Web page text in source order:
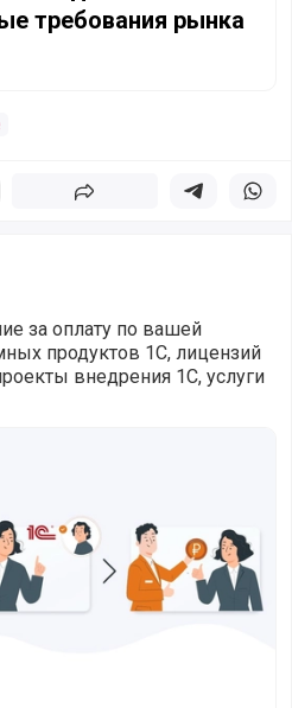
требования рынка
Поделиться Поделиться в
за оплату по вашей
внедрения 1С, услуги